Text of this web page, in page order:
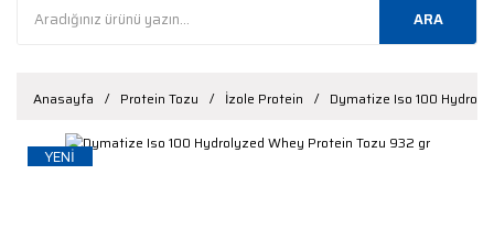
ARA
Anasayfa Protein Tozu İzole Protein Dymatize Iso 100
YENİ